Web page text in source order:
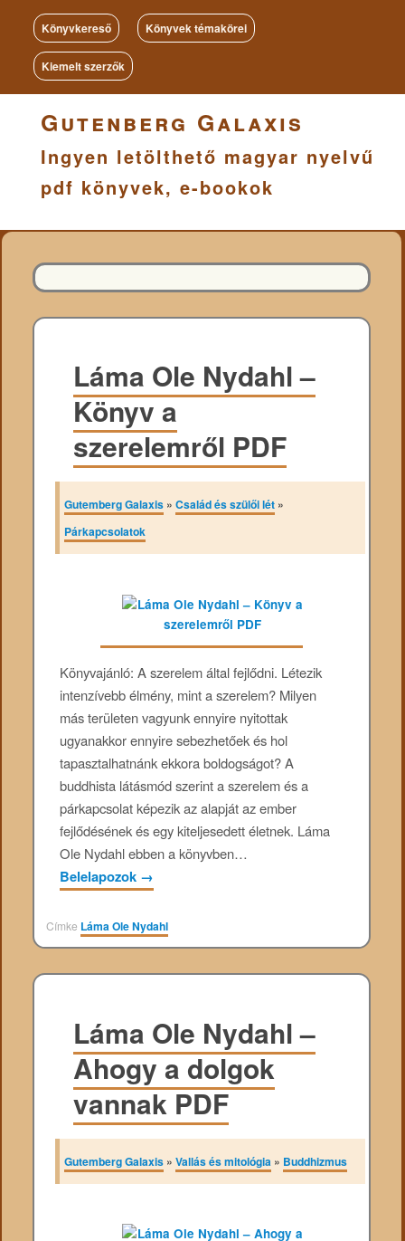
Könyvkereső Könyvek témakörei
Kiemelt szerzők
Gutenberg Galaxis
Ingyen letölthető magyar nyelvű
pdf könyvek, e-bookok
Láma Ole Nydahl –
Könyv a
szerelemről PDF
Gutemberg Galaxis »Család és szülői lét »
Párkapcsolatok
Könyvajánló: A szerelem által fejlődni. Létezik
intenzívebb élmény, mint a szerelem? Milyen
más területen vagyunk ennyire nyitottak
ugyanakkor ennyire sebezhetőek és hol
tapasztalhatnánk ekkora boldogságot? A
buddhista látásmód szerint a szerelem és a
párkapcsolat képezik az alapját az ember
fejlődésének és egy kiteljesedett életnek. Láma
Ole Nydahl ebben a könyvben…
Belelapozok →
Címke Láma Ole Nydahl
Láma Ole Nydahl –
Ahogy a dolgok
vannak PDF
Gutemberg Galaxis »Vallás és mitológia » Buddhizmus